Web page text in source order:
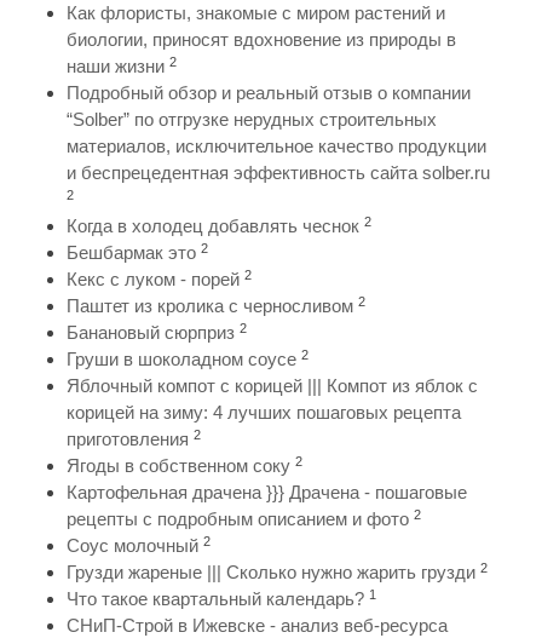
Как флористы, знакомые с миром растений и
биологии, приносят вдохновение из природы в
наши жизни 2
Подробный обзор и реальный отзыв о компании
“Solber” по отгрузке нерудных строительных
материалов, исключительное качество продукции
и беспрецедентная эффективность сайта solber.ru
2
Когда в холодец добавлять чеснок 2
Бешбармак это 2
Кекс с луком - порей 2
Паштет из кролика с черносливом 2
Банановый сюрприз 2
Груши в шоколадном соусе 2
Яблочный компот с корицей ||| Компот из яблок с
корицей на зиму: 4 лучших пошаговых рецепта
приготовления 2
Ягоды в собственном соку 2
Картофельная драчена }}} Драчена - пошаговые
рецепты с подробным описанием и фото 2
Соус молочный 2
Грузди жареные ||| Сколько нужно жарить грузди 2
Что такое квартальный календарь? 1
СНиП-Строй в Ижевске - анализ веб-ресурса